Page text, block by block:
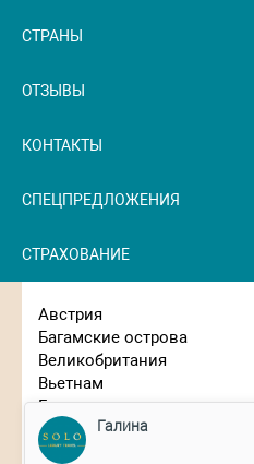
СТРАНЫ
ОТЗЫВЫ
КОНТАКТЫ
СПЕЦПРЕДЛОЖЕНИЯ
СТРАХОВАНИЕ
Австрия
Багамские острова
Великобритания
Вьетнам
Германия
Гонконг
Греция
Галина